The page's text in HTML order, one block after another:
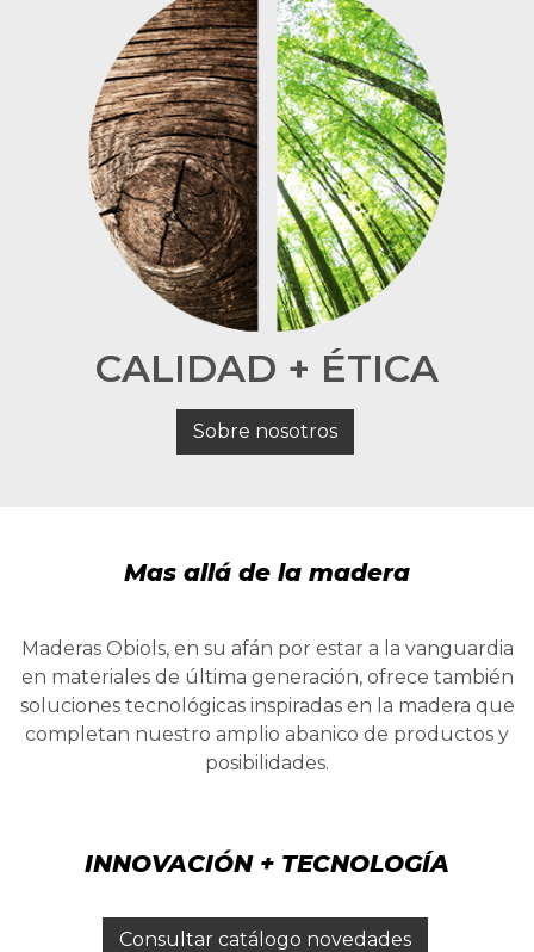
CALIDAD + ÉTICA
Sobre nosotros
Mas allá de la madera
Maderas Obiols, en su afán por estar a la vanguardia
en materiales de última generación, ofrece también
soluciones tecnológicas inspiradas en la madera que
completan nuestro amplio abanico de productos y
posibilidades.
INNOVACIÓN + TECNOLOGÍA
Consultar catálogo novedades